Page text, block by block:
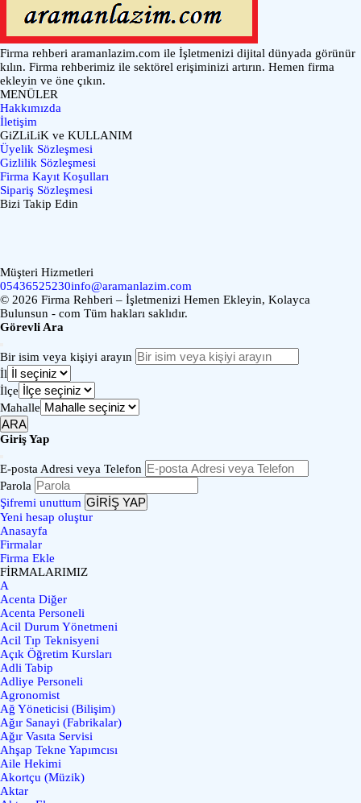
Firma rehberi aramanlazim.com ile İşletmenizi dijital dünyada görünür
kılın. Firma rehberimiz ile sektörel erişiminizi artırın. Hemen firma
ekleyin ve öne çıkın.
MENÜLER
Hakkımızda
İletişim
GiZLiLiK ve KULLANIM
Üyelik Sözleşmesi
Gizlilik Sözleşmesi
Firma Kayıt Koşulları
Sipariş Sözleşmesi
Bizi Takip Edin
Müşteri Hizmetleri
05436525230info@aramanlazim.com
© 2026 Firma Rehberi – İşletmenizi Hemen Ekleyin, Kolayca
Bulunsun - com Tüm hakları saklıdır.
Görevli Ara
Bir isim veya kişiyi arayın
İl
İlçe
Mahalle
ARA
Giriş Yap
E-posta Adresi veya Telefon
Parola
Şifremi unuttum GİRİŞ YAP
Yeni hesap oluştur
Anasayfa
Firmalar
Firma Ekle
FİRMALARIMIZ
A
Acenta Diğer
Acenta Personeli
Acil Durum Yönetmeni
Acil Tıp Teknisyeni
Açık Öğretim Kursları
Adli Tabip
Adliye Personeli
Agronomist
Ağ Yöneticisi (Bilişim)
Ağır Sanayi (Fabrikalar)
Ağır Vasıta Servisi
Ahşap Tekne Yapımcısı
Aile Hekimi
Akortçu (Müzik)
Aktar